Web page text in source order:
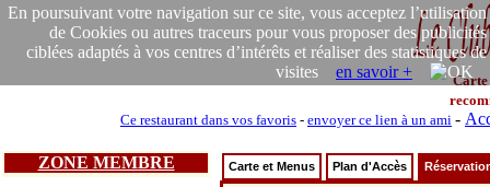
En poursuivant votre navigation sur ce site, vous acceptez l’utilisation
de Cookies ou autres traceurs pour vous proposer des publicités
ciblées adaptés à vos centres d’intérêts et réaliser des statistiques de
visites en savoir +
Carte
Ce restaurant dans vos favoris - envoyer ce lien à un ami -
ZONE MEMBRE Carte et Menus Plan d'Accès